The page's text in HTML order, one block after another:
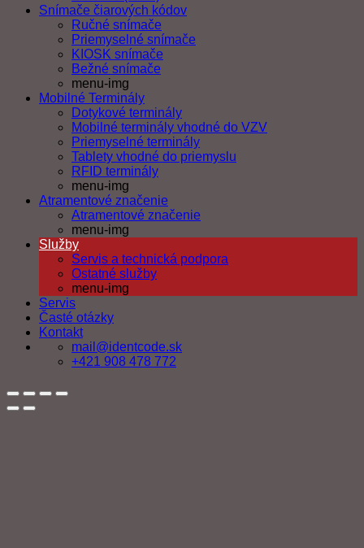
Snímače čiarových kódov
Ručné snímače
Priemyselné snímače
KIOSK snímače
Bežné snímače
menu-img
Mobilné Terminály
Dotykové terminály
Mobilné terminály vhodné do VZV
Priemyselné terminály
Tablety vhodné do priemyslu
RFID terminály
menu-img
Atramentové značenie
Atramentové značenie
menu-img
Služby
Servis a technická podpora
Ostatné služby
menu-img
Servis
Časté otázky
Kontakt
mail@identcode.sk
+421 908 478 772